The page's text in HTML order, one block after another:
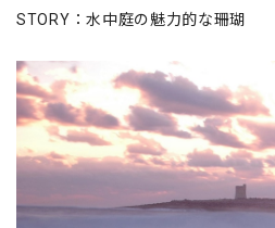
STORY：水中庭の魅力的な珊瑚